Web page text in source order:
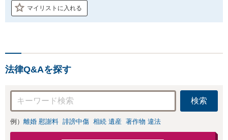
マイリストに入れる
法律Q&Aを探す
検索
例） 離婚 慰謝料 誹謗中傷 相続 遺産 著作物 違法